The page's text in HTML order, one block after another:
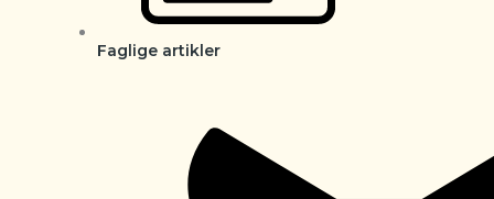
Faglige artikler